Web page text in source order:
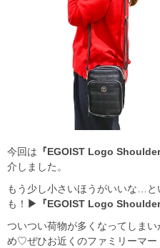
今回は 『EGOIST Logo
介しました。
もう少し小さいほうがいいな…
も！ ▶『EGOIST Logo Shoulder
ついつい荷物が多くなってしま
め♡ぜひお近くのファミリーマー